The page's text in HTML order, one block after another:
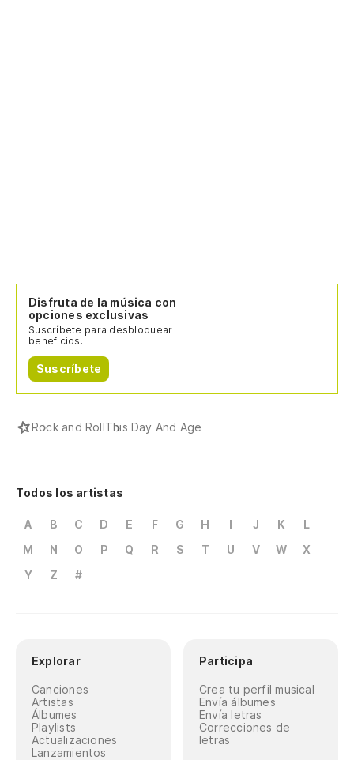
Disfruta de la música con
opciones exclusivas
Suscríbete para desbloquear
beneficios.
Suscríbete
Rock and RollThis Day And Age
Todos los artistas
A B C D E F G H I J K
L
M
N O P Q R S T U V W
X
Y
Z #
Explorar
Canciones
Artistas
Álbumes
Playlists
Actualizaciones
Lanzamientos
Participa
Crea tu perfil musical
Envía álbumes
Envía letras
Correcciones de
letras